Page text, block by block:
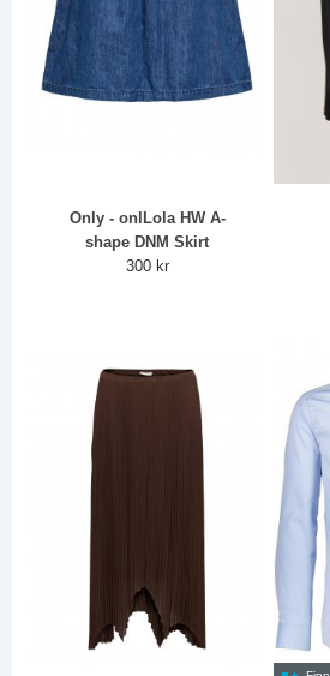
Only - onlLola HW A-
shape DNM Skirt
300 kr